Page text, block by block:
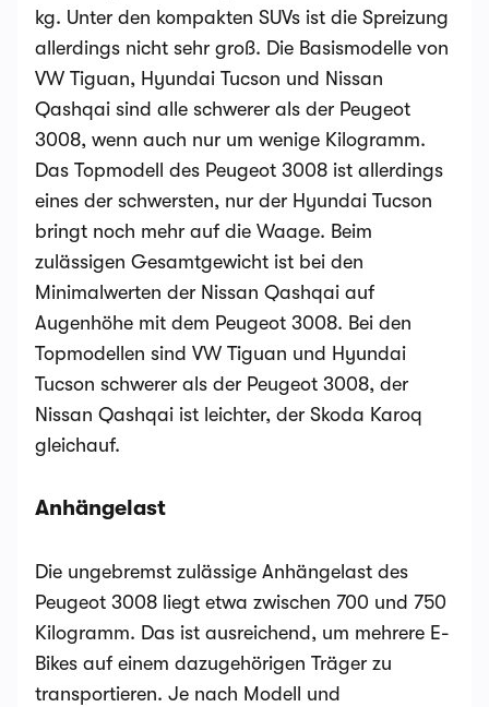
kg. Unter den kompakten SUVs ist die Spreizung
allerdings nicht sehr groß. Die Basismodelle von
VW Tiguan, Hyundai Tucson und Nissan
Qashqai sind alle schwerer als der Peugeot
3008, wenn auch nur um wenige Kilogramm.
Das Topmodell des Peugeot 3008 ist allerdings
eines der schwersten, nur der Hyundai Tucson
bringt noch mehr auf die Waage. Beim
zulässigen Gesamtgewicht ist bei den
Minimalwerten der Nissan Qashqai auf
Augenhöhe mit dem Peugeot 3008. Bei den
Topmodellen sind VW Tiguan und Hyundai
Tucson schwerer als der Peugeot 3008, der
Nissan Qashqai ist leichter, der Skoda Karoq
gleichauf.
Anhängelast
Die ungebremst zulässige Anhängelast des
Peugeot 3008 liegt etwa zwischen 700 und 750
Kilogramm. Das ist ausreichend, um mehrere E-
Bikes auf einem dazugehörigen Träger zu
transportieren. Je nach Modell und